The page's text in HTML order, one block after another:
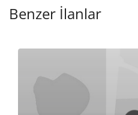
Benzer İlanlar